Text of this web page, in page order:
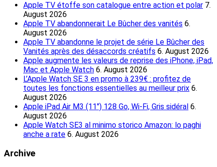
Apple TV étoffe son catalogue entre action et polar 7.
August 2026
Apple TV abandonnerait Le Bûcher des vanités 6.
August 2026
Apple TV abandonne le projet de série Le Bûcher des
Vanités après des désaccords créatifs 6. August 2026
Apple augmente les valeurs de reprise des iPhone, iPad,
Mac et Apple Watch 6. August 2026
L’Apple Watch SE 3 en promo à 239€ : profitez de
toutes les fonctions essentielles au meilleur prix 6.
August 2026
Apple iPad Air M3 (11″) 128 Go, Wi-Fi, Gris sidéral 6.
August 2026
Apple Watch SE3 al minimo storico Amazon: lo paghi
anche a rate 6. August 2026
Archive